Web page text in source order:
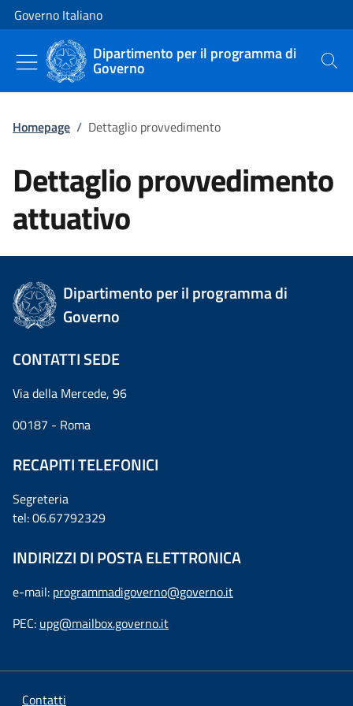
Vai al contenuto
Vai alla navigazione del sito
Governo Italiano
Dipartimento per il programma di
Governo Cerca
Homepage / Dettaglio provvedimento
Dettaglio provvedimento
attuativo
Dipartimento per il programma di
Governo
CONTATTI SEDE
Via della Mercede, 96
00187 - Roma
RECAPITI TELEFONICI
Segreteria
tel: 06.67792329
INDIRIZZI DI POSTA ELETTRONICA
e-mail: programmadigoverno@governo.it
PEC: upg@mailbox.governo.it
Contatti